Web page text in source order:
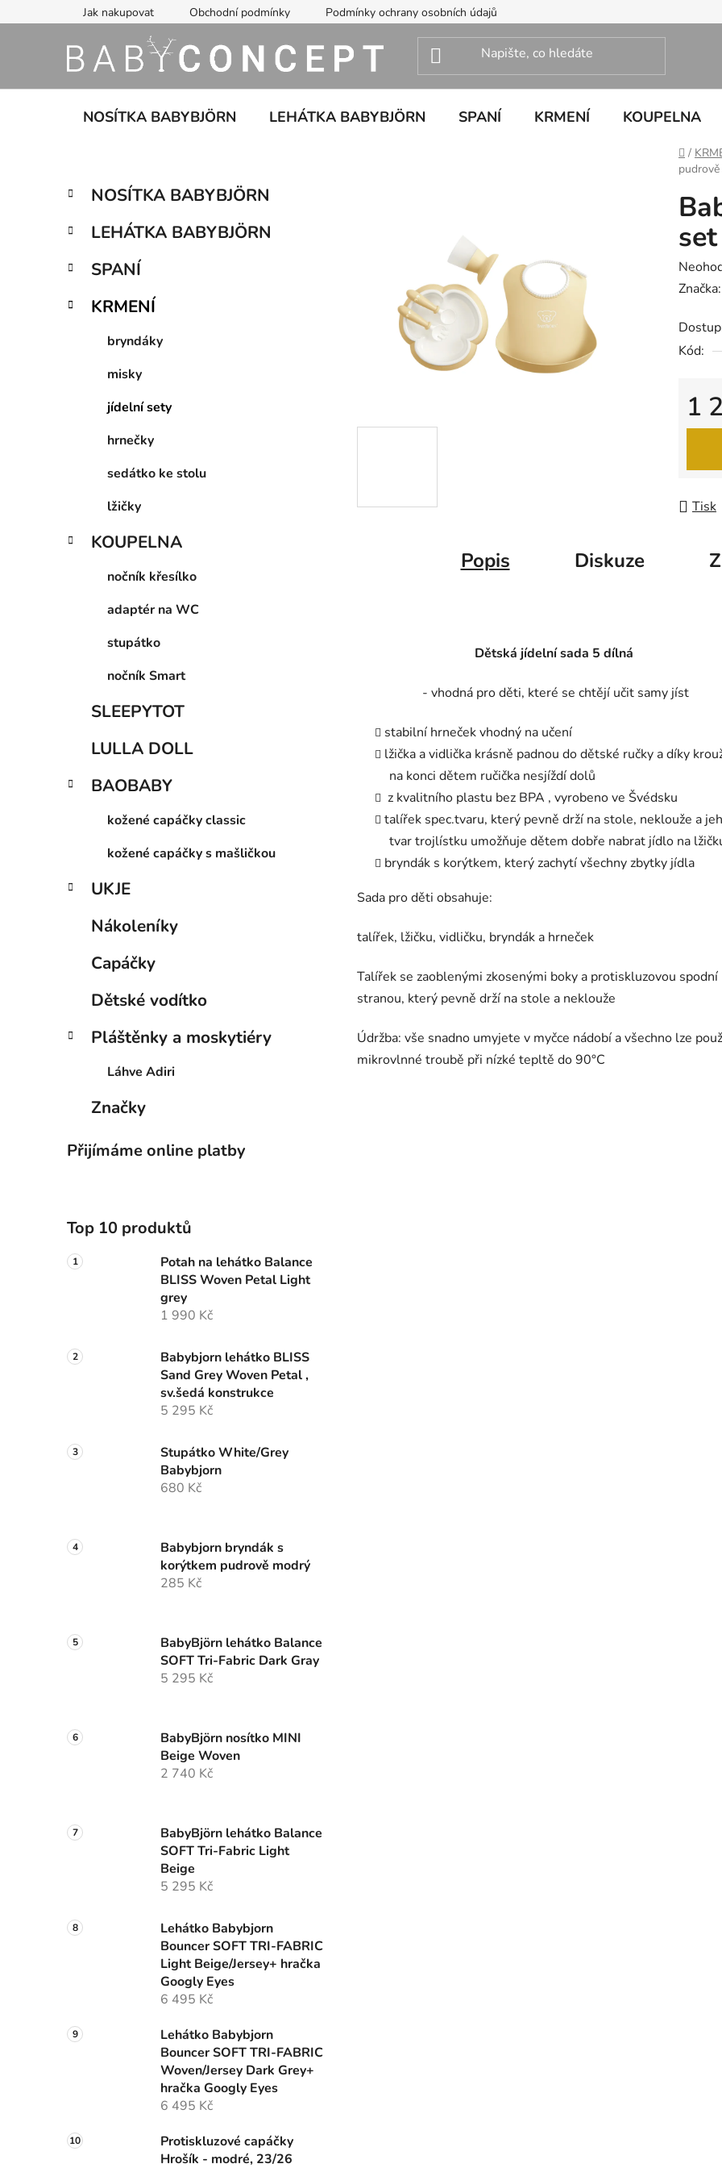
na
Jak nakupovat Obchodní podmínky Podmínky ochrany osobních údajů
NOSÍTKA BABYBJÖRN LEHÁTKA BABYBJÖRN SPANÍ KRMENÍ KOUPELNA
Domů
/
P
s
r
n
Přeskočit
kategorie
K
a
e
o
i
NOSÍTKA BABYBJÖRN
LEHÁTKA BABYBJÖRN
SPANÍ
KRMENÍ
bryndáky
misky
jídelní sety
hrnečky
sedátko ke stolu
lžičky
KOUPELNA
nočník křesílko
adaptér na WC
stupátko
nočník Smart
SLEEPYTOT
LULLA DOLL
BAOBABY
kožené capáčky classic
kožené capáčky s mašličkou
UKJE
Nákoleníky
Capáčky
Dětské vodítko
Pláštěnky a moskytiéry
Láhve Adiri
Značky
Přijímáme online platby
Top 10 produktů
Potah na lehátko Balance
BLISS Woven Petal Light
grey
1 990 Kč
Babybjorn lehátko BLISS
Sand Grey Woven Petal ,
sv.šedá konstrukce
5 295 Kč
Stupátko White/Grey
Babybjorn
680 Kč
Babybjorn bryndák s
korýtkem pudrově modrý
285 Kč
BabyBjörn lehátko Balance
SOFT Tri-Fabric Dark Gray
5 295 Kč
BabyBjörn nosítko MINI
Beige Woven
2 740 Kč
BabyBjörn lehátko Balance
SOFT Tri-Fabric Light
Beige
5 295 Kč
Lehátko Babybjorn
Bouncer SOFT TRI-FABRIC
Light Beige/Jersey+ hračka
Googly Eyes
6 495 Kč
Lehátko Babybjorn
Bouncer SOFT TRI-FABRIC
Woven/Jersey Dark Grey+
hračka Googly Eyes
6 495 Kč
Protiskluzové capáčky
Hrošík - modré, 23/26
je
0,0
Značka:
Kód:
1
Tisk
Popis Diskuze
Dětská jídelní sada 5 dílná
- vhodná pro děti, které se chtějí učit samy jíst
stabilní hrneček vhodný na učení
lžička a vidlička krásně padnou do dětské ručky a díky
na konci dětem ručička nesjíždí dolů
z kvalitního plastu bez BPA , vyrobeno ve Švédsku
talířek spec.tvaru, který pevně drží na stole, neklouže a
tvar trojlístku umožňuje dětem dobře nabrat jídlo na
bryndák s korýtkem, který zachytí všechny zbytky jídla
Sada pro děti obsahuje:
talířek, lžičku, vidličku, bryndák a hrneček
Talířek se zaoblenými zkosenými boky a protiskluzovou spodní
stranou, který pevně drží na stole a neklouže
Údržba: vše snadno umyjete v myčce nádobí a všechno lze
mikrovlnné troubě při nízké tepltě do 90°C